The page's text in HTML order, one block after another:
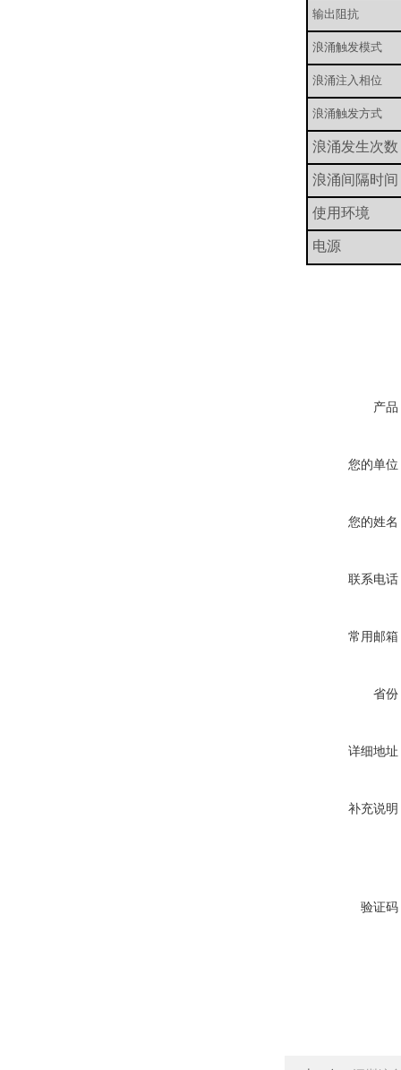
输出阻抗
浪涌触发模式
浪涌注入相位
浪涌触发方式
浪涌发生次数
浪涌间隔时间
使用环境
电源
产品
您的单位
您的姓名
联系电话
常用邮箱
省份
详细地址
补充说明
验证码